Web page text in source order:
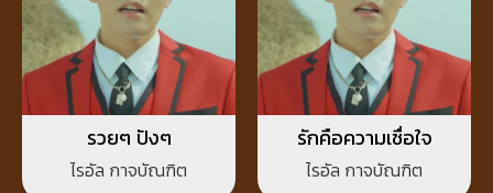
รวยๆ ปังๆ
ไรอัล กาจบัณฑิต
รักคือความเชื่อใจ
ไรอัล กาจบัณฑิต